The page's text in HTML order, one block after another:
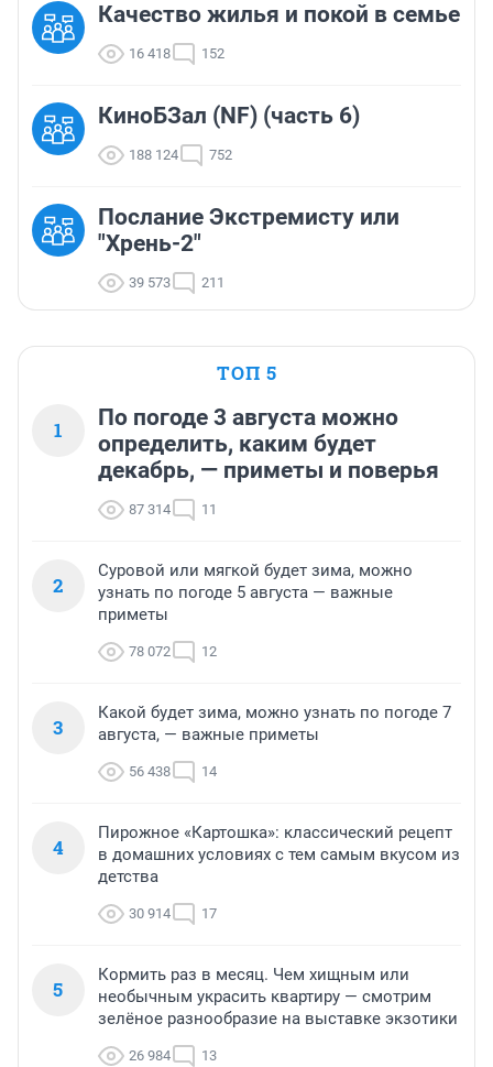
Качество жилья и покой в семье
16 418 152
КиноБЗал (NF) (часть 6)
188 124 752
Послание Экстремисту или
"Хрень-2"
39 573 211
ТОП 5
1
По погоде 3 августа можно
определить, каким будет
декабрь, — приметы и поверья
87 314 11
2
Суровой или мягкой будет зима, можно
узнать по погоде 5 августа — важные
приметы
78 072 12
3
Какой будет зима, можно узнать по погоде 7
августа, — важные приметы
56 438 14
4
Пирожное «Картошка»: классический рецепт
в домашних условиях с тем самым вкусом из
детства
30 914 17
5
Кормить раз в месяц. Чем хищным или
необычным украсить квартиру — смотрим
зелёное разнообразие на выставке экзотики
26 984 13